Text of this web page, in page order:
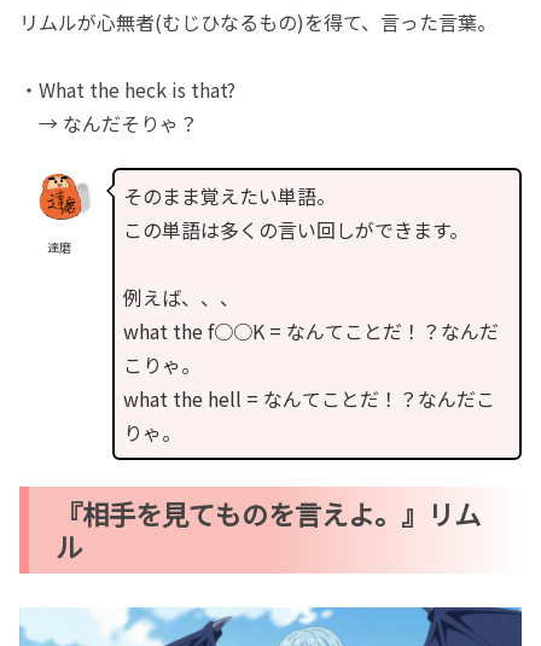
リムルが心無者(むじひなるもの)を得て、言った言葉。
・What the heck is that?
→ なんだそりゃ？
達磨
そのまま覚えたい単語。
この単語は多くの言い回しができます。
例えば、、、
what the f○○K = なんてことだ！？なんだ
こりゃ。
what the hell = なんてことだ！？なんだこ
りゃ。
『相手を見てものを言えよ。』リム
ル